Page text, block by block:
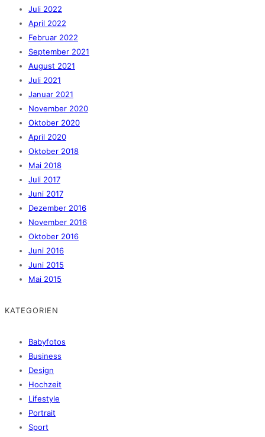
Juli 2022
April 2022
Februar 2022
September 2021
August 2021
Juli 2021
Januar 2021
November 2020
Oktober 2020
April 2020
Oktober 2018
Mai 2018
Juli 2017
Juni 2017
Dezember 2016
November 2016
Oktober 2016
Juni 2016
Juni 2015
Mai 2015
KATEGORIEN
Babyfotos
Business
Design
Hochzeit
Lifestyle
Portrait
Sport